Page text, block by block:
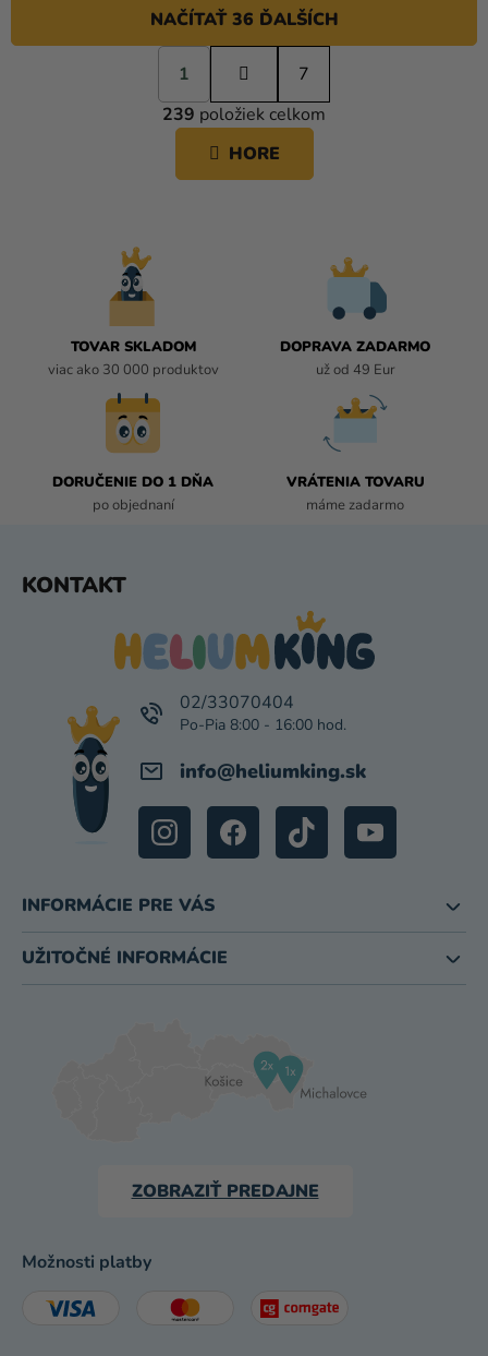
O
V
L
Á
NAČÍTAŤ 36 ĎALŠÍCH
S
t
r
á
k
o
1
7
239 položiek celkom
HORE
TOVAR SKLADOM
viac ako 30 000 produktov
DOPRAVA ZADARMO
už od 49 Eur
DORUČENIE DO 1 DŇA
po objednaní
VRÁTENIA TOVARU
máme zadarmo
KONTAKT
info@heliumking.sk
02/33070404
INFORMÁCIE PRE VÁS
UŽITOČNÉ INFORMÁCIE
ZOBRAZIŤ PREDAJNE
Možnosti platby